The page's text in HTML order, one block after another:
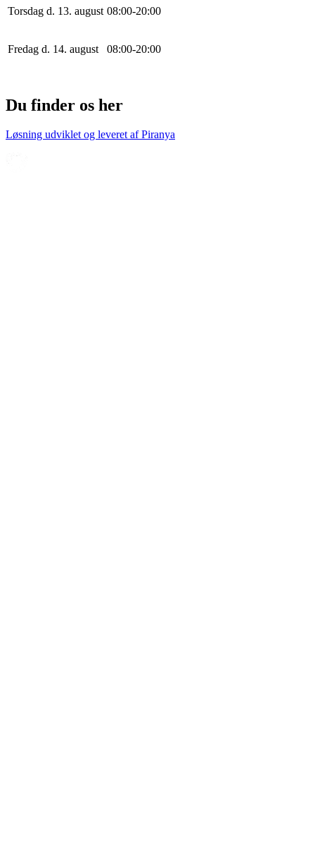
Torsdag d. 13. august 08:00-20:00
Fredag d. 14. august 08:00-20:00
Du finder os her
Løsning udviklet og leveret afPiranya